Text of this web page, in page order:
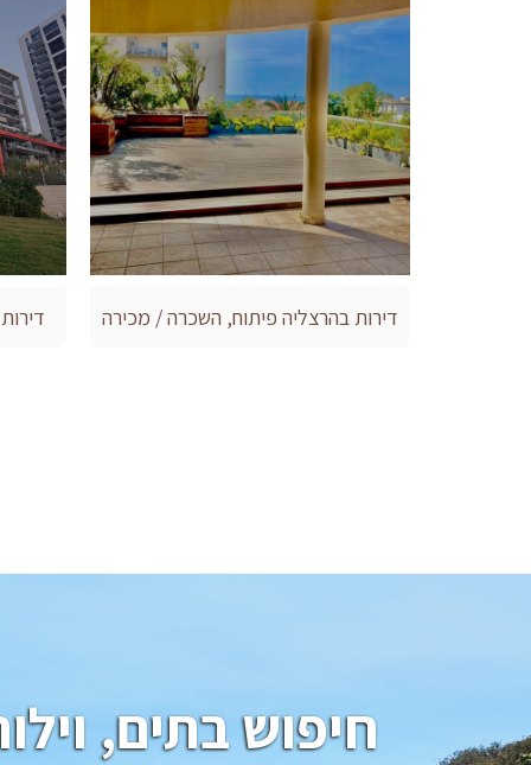
דירות בהרצליה פיתוח, השכרה / מכירה